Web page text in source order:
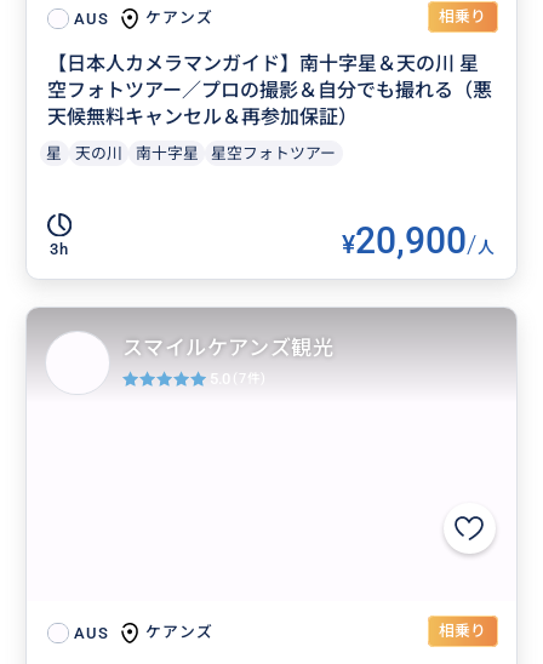
AUS ケアンズ 相乗り
【日本人カメラマンガイド】南十字星＆天の川 星
空フォトツアー／プロの撮影＆自分でも撮れる（悪
天候無料キャンセル＆再参加保証）
星 天の川 南十字星 星空フォトツアー
3h ¥20,900/人
AUS ケアンズ 相乗り
スマイルケアンズ観光
5.0 (7件)